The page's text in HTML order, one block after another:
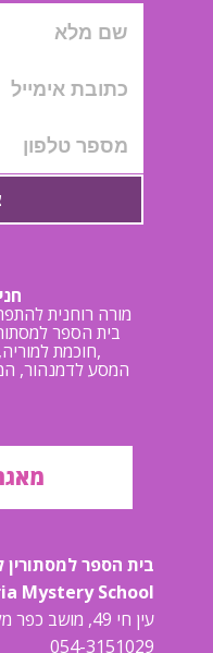
מורה רוחנית
בית הספר
חוכמת למוריה, נשמה עתיקה, אלכימיה,
בית הספר למסתורין
Mystery School
עין חי 49, מושב כפר מלל
054-3151029